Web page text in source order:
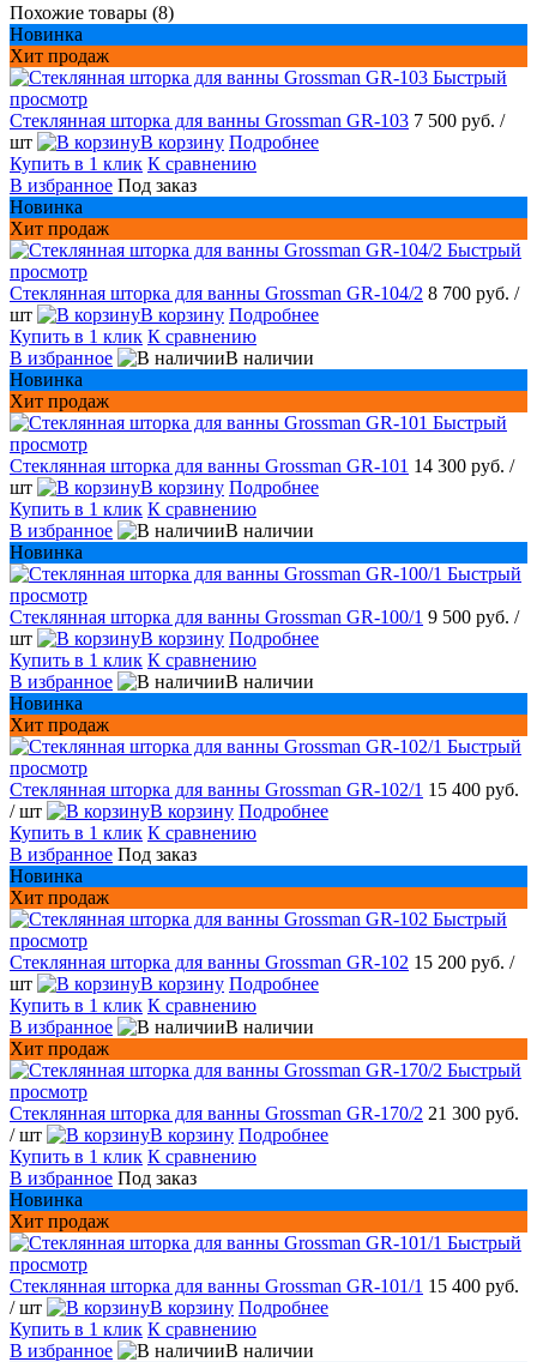
Похожие товары (8)
Новинка
Хит продаж
Быстрый
просмотр
Стеклянная шторка для ванны Grossman GR-103 7 500 руб. /
шт
В корзину Подробнее
Купить в 1 клик К сравнению
В избранное Под заказ
Новинка
Хит продаж
Быстрый
просмотр
Стеклянная шторка для ванны Grossman GR-104/2 8 700 руб. /
шт
В корзину Подробнее
Купить в 1 клик К сравнению
В избранное
В наличии
Новинка
Хит продаж
Быстрый
просмотр
Стеклянная шторка для ванны Grossman GR-101 14 300 руб. /
шт
В корзину Подробнее
Купить в 1 клик К сравнению
В избранное
В наличии
Новинка
Быстрый
просмотр
Стеклянная шторка для ванны Grossman GR-100/1 9 500 руб. /
шт
В корзину Подробнее
Купить в 1 клик К сравнению
В избранное
В наличии
Новинка
Хит продаж
Быстрый
просмотр
Стеклянная шторка для ванны Grossman GR-102/1 15 400 руб.
/ шт
В корзину Подробнее
Купить в 1 клик К сравнению
В избранное Под заказ
Новинка
Хит продаж
Быстрый
просмотр
Стеклянная шторка для ванны Grossman GR-102 15 200 руб. /
шт
В корзину Подробнее
Купить в 1 клик К сравнению
В избранное
В наличии
Хит продаж
Быстрый
просмотр
Стеклянная шторка для ванны Grossman GR-170/2 21 300 руб.
/ шт
В корзину Подробнее
Купить в 1 клик К сравнению
В избранное Под заказ
Новинка
Хит продаж
Быстрый
просмотр
Стеклянная шторка для ванны Grossman GR-101/1 15 400 руб.
/ шт
В корзину Подробнее
Купить в 1 клик К сравнению
В избранное
В наличии